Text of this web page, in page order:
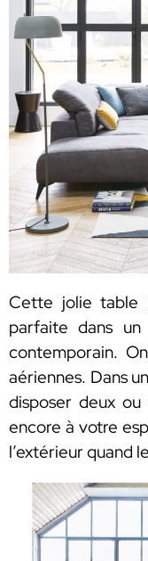
Cette jolie table
parfaite dans
contemporain.
aériennes. Dans
disposer deux
encore à votre
l’extérieur quand